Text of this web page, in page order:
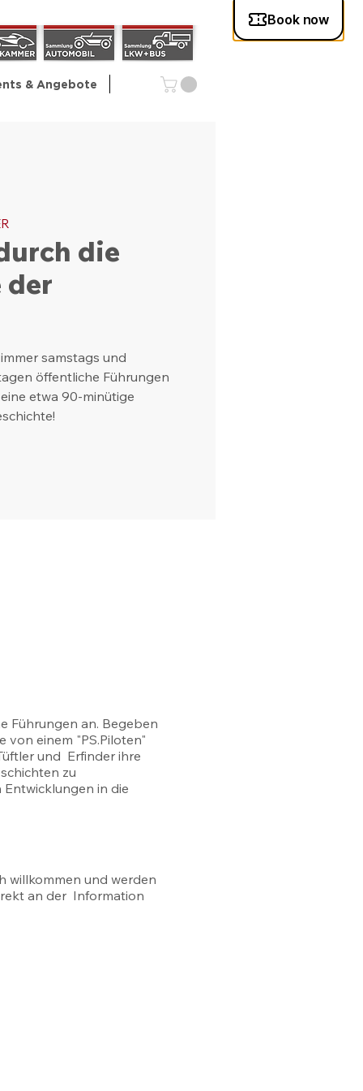
& Angebote
die
der
samstags und
öffentliche Führungen
etwa 90-minütige
Führungen an. Begeben
von einem "PS.Piloten"
und Erfinder ihre
zu
in die
willkommen und werden
an der Information